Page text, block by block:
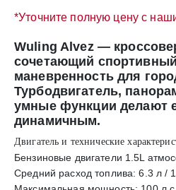
*Уточните полную цену с
Wuling Alvez —
сочетающий
маневренность для
Турбодвигатель,
умные функции делают
динамичным.
Двигатель и технические
Бензиновые двигатели 1.5L
Средний расход топлива: 6.3 л /